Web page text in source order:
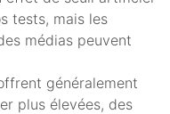
tests, mais les
médias peuvent
généralement
plus élevées, des